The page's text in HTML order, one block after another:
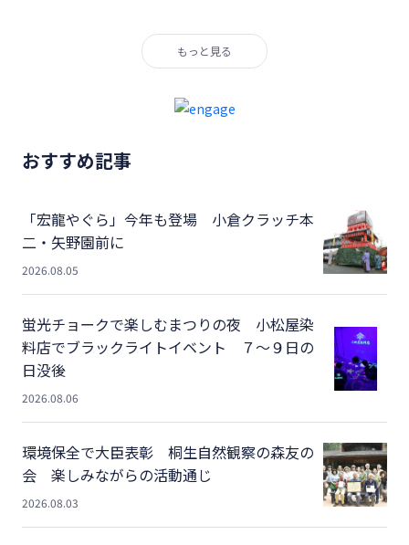
もっと見る
おすすめ記事
「宏龍やぐら」今年も登場 小倉クラッチ本
二・矢野園前に
2026.08.05
蛍光チョークで楽しむまつりの夜 小松屋染
料店でブラックライトイベント ７～９日の
日没後
2026.08.06
環境保全で大臣表彰 桐生自然観察の森友の
会 楽しみながらの活動通じ
2026.08.03